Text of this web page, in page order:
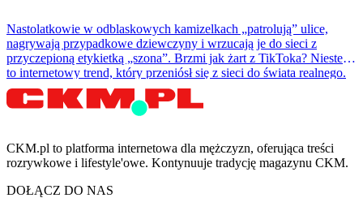
Nastolatkowie w odblaskowych kamizelkach „patrolują” ulice,
nagrywają przypadkowe dziewczyny i wrzucają je do sieci z
przyczepioną etykietką „szona”. Brzmi jak żart z TikToka? Niestety
to internetowy trend, który przeniósł się z sieci do świata realnego.
CKM.pl to platforma internetowa dla mężczyzn, oferująca treści
rozrywkowe i lifestyle'owe. Kontynuuje tradycję magazynu CKM.
DOŁĄCZ DO NAS